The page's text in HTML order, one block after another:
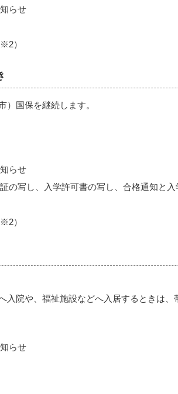
らせ
）
国保を継続します。
らせ
の写し、入学許可書の写し、合格通知と入
）
院や、福祉施設などへ入居するときは、
らせ